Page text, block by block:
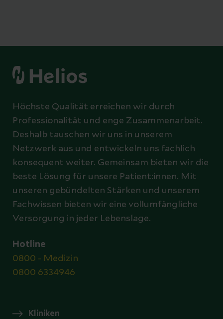
Höchste Qualität erreichen wir durch
Professionalität und enge Zusammenarbeit.
Deshalb tauschen wir uns in unserem
Netzwerk aus und entwickeln uns fachlich
konsequent weiter. Gemeinsam bieten wir die
beste Lösung für unsere Patient:innen. Mit
unseren gebündelten Stärken und unserem
Fachwissen bieten wir eine vollumfängliche
Versorgung in jeder Lebenslage.
Hotline
0800 - Medizin
0800 6334946
Kliniken